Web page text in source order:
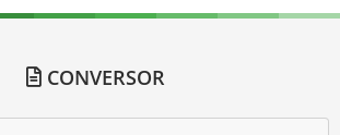
CONVERSOR